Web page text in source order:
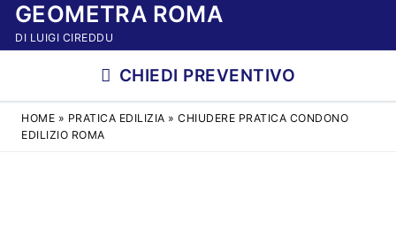
VaiGEOMETRA ROMA
DI LUIGI CIREDDU
CHIEDI PREVENTIVO
HOME » PRATICA EDILIZIA »CHIUDERE PRATICA CONDONO
EDILIZIO ROMA